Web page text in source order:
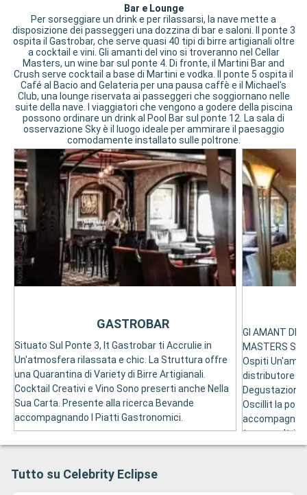
Bar e Lounge
Per sorseggiare un drink e per rilassarsi, la nave mette a
disposizione dei passeggeri una dozzina di bar e saloni. Il ponte 3
ospita il Gastrobar, che serve quasi 40 tipi di birre artigianali oltre
a cocktail e vini. Gli amanti del vino si troveranno nel Cellar
Masters, un wine bar sul ponte 4. Di fronte, il Martini Bar and
Crush serve cocktail a base di Martini e vodka. Il ponte 5 ospita il
Café al Bacio and Gelateria per una pausa caffè e il Michael's
Club, una lounge riservata ai passeggeri che soggiornano nelle
suite della nave. I viaggiatori che vengono a godere della piscina
possono ordinare un drink al Pool Bar sul ponte 12. La sala di
osservazione Sky è il luogo ideale per ammirare il paesaggio
comodamente installato sulle poltrone.
Situato Sul Ponte 3, It Gastrobar ti Accrulie in
Un'atmosfera rilassata e chic. La Struttura offre
una Quarantina di Variety di Birre Artigianali.
Cocktail Creativi e Vino Sono preserti anche Nella
Sua Carta. Presente alla ricerca Bevande
accompagnando I Piatti Gastronomici.
GASTROBAR
GI AMANT
MASTERS
Ospiti
distributore di
Degustazioni,
Oscillit la
tapas e altri
Tutto su Celebrity Eclipse